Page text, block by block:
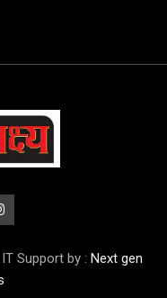
Support by : Next gen